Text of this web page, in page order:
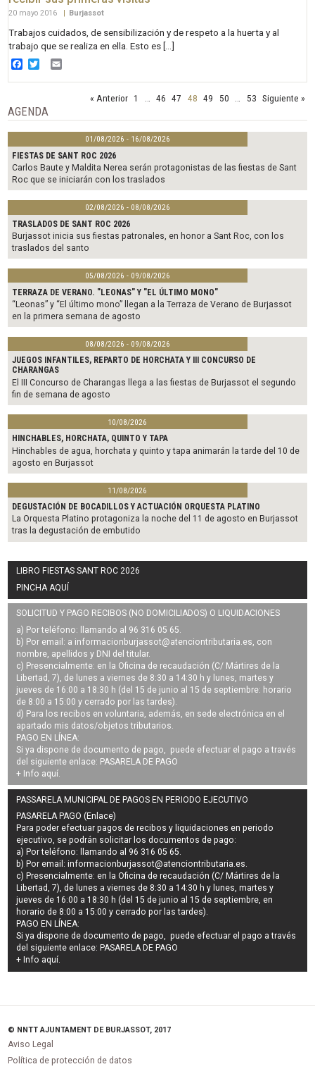
20 mayo 2016 Burjassot
Trabajos cuidados, de sensibilización y de respeto a la huerta y al
trabajo que se realiza en ella. Esto es […]
Facebook
Twitter
« Anterior 1 46 47 48 49 50 53 Siguiente »
AGENDA
01/08/2026 - 16/08/2026
FIESTAS DE SANT ROC 2026
Carlos Baute y Maldita Nerea serán protagonistas de las fiestas de Sant
Roc que se iniciarán con los traslados
02/08/2026 - 08/08/2026
TRASLADOS DE SANT ROC 2026
Burjassot inicia sus fiestas patronales, en honor a Sant Roc, con los
traslados del santo
05/08/2026 - 09/08/2026
TERRAZA DE VERANO. "LEONAS" Y "EL ÚLTIMO MONO"
“Leonas” y “El último mono” llegan a la Terraza de Verano de Burjassot
en la primera semana de agosto
08/08/2026 - 09/08/2026
JUEGOS INFANTILES, REPARTO DE HORCHATA Y III CONCURSO DE
CHARANGAS
El III Concurso de Charangas llega a las fiestas de Burjassot el segundo
fin de semana de agosto
10/08/2026
HINCHABLES, HORCHATA, QUINTO Y TAPA
Hinchables de agua, horchata y quinto y tapa animarán la tarde del 10 de
agosto en Burjassot
11/08/2026
DEGUSTACIÓN DE BOCADILLOS Y ACTUACIÓN ORQUESTA PLATINO
La Orquesta Platino protagoniza la noche del 11 de agosto en Burjassot
tras la degustación de embutido
LIBRO FIESTAS SANT ROC 2026
PINCHA AQUÍ
SOLICITUD Y PAGO RECIBOS (NO DOMICILIADOS) O LIQUIDACIONES
a) Por teléfono: llamando al 96 316 05 65.
b) Por email: a informacionburjassot@atenciontributaria.es, con
nombre, apellidos y DNI del titular.
c) Presencialmente: en la Oficina de recaudación (C/ Mártires de la
Libertad, 7), de lunes a viernes de 8:30 a 14:30 h y lunes, martes y
jueves de 16:00 a 18:30 h (del 15 de junio al 15 de septiembre: horario
de 8:00 a 15:00 y cerrado por las tardes).
d) Para los recibos en voluntaria, además, en sede electrónica en el
apartado mis datos/objetos tributarios.
PAGO EN LÍNEA:
Si ya dispone de documento de pago, puede efectuar el pago a través
del siguiente enlace: PASARELA DE PAGO
+ Info aquí.
PASSARELA MUNICIPAL DE PAGOS EN PERIODO EJECUTIVO
PASARELA PAGO (Enlace)
Para poder efectuar pagos derecibos y liquidaciones en periodo
ejecutivo, se podrán solicitar los documentos de pago:
a) Por teléfono: llamando al 96 316 05 65.
b) Por email:informacionburjassot@atenciontributaria.es.
c) Presencialmente: en la Oficina de recaudación (C/ Mártires de la
Libertad, 7), de lunes a viernes de 8:30 a 14:30 h y lunes, martes y
jueves de 16:00 a 18:30 h (del 15 de junio al 15 de septiembre, en
horario de 8:00 a 15:00 y cerrado por las tardes).
PAGO EN LÍNEA:
Si ya dispone de documento de pago, puede efectuar el pago a través
del siguiente enlace: PASARELA DE PAGO
+ Info aquí.
© NNTT AJUNTAMENT DE BURJASSOT, 2017
Aviso Legal
Política de protección de datos